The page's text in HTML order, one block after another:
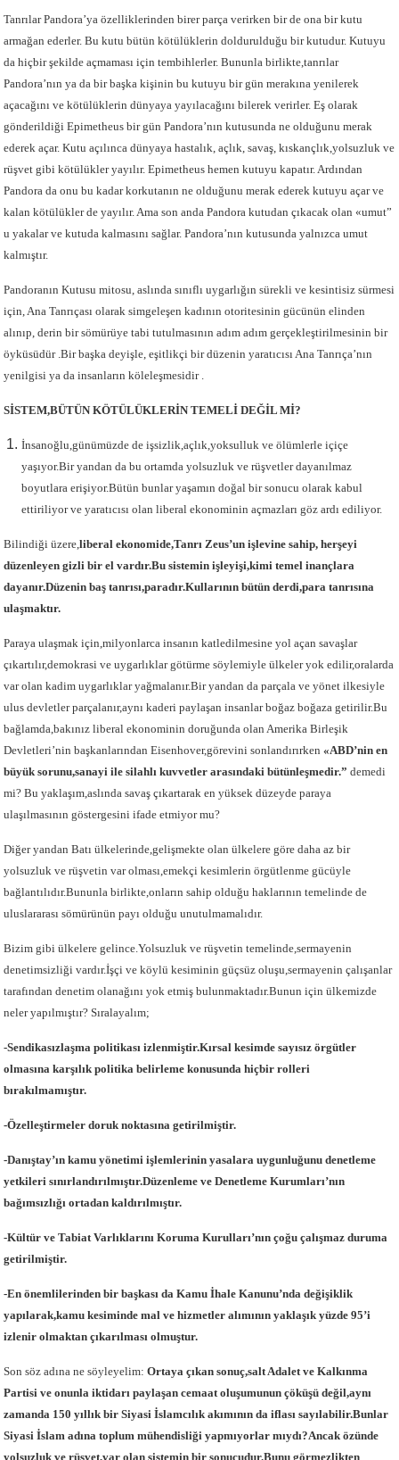
Tanrılar Pandora’ya özelliklerinden birer parça verirken bir de ona bir kutu
armağan ederler. Bu kutu bütün kötülüklerin doldurulduğu bir kutudur. Kutuyu
da hiçbir şekilde açmaması için tembihlerler. Bununla birlikte,tanrılar
Pandora’nın ya da bir başka kişinin bu kutuyu bir gün merakına yenilerek
açacağını ve kötülüklerin dünyaya yayılacağını bilerek verirler. Eş olarak
gönderildiği Epimetheus bir gün Pandora’nın kutusunda ne olduğunu merak
ederek açar. Kutu açılınca dünyaya hastalık, açlık, savaş, kıskançlık,yolsuzluk ve
rüşvet gibi kötülükler yayılır. Epimetheus hemen kutuyu kapatır. Ardından
Pandora da onu bu kadar korkutanın ne olduğunu merak ederek kutuyu açar ve
kalan kötülükler de yayılır. Ama son anda Pandora kutudan çıkacak olan «umut”
u yakalar ve kutuda kalmasını sağlar. Pandora’nın kutusunda yalnızca umut
kalmıştır.
Pandoranın Kutusu mitosu, aslında sınıflı uygarlığın sürekli ve kesintisiz sürmesi
için, Ana Tanrıçası olarak simgeleşen kadının otoritesinin gücünün elinden
alınıp, derin bir sömürüye tabi tutulmasının adım adım gerçekleştirilmesinin bir
öyküsüdür .Bir başka deyişle, eşitlikçi bir düzenin yaratıcısı Ana Tanrıça’nın
yenilgisi ya da insanların köleleşmesidir .
SİSTEM,BÜTÜN KÖTÜLÜKLERİN TEMELİ DEĞİL Mİ?
İnsanoğlu,günümüzde de işsizlik,açlık,yoksulluk ve ölümlerle içiçe
yaşıyor.Bir yandan da bu ortamda yolsuzluk ve rüşvetler dayanılmaz
boyutlara erişiyor.Bütün bunlar yaşamın doğal bir sonucu olarak kabul
ettiriliyor ve yaratıcısı olan liberal ekonominin açmazları göz ardı ediliyor.
Bilindiği üzere,liberal ekonomide,Tanrı Zeus’un işlevine sahip, herşeyi
düzenleyen gizli bir el vardır.Bu sistemin işleyişi,kimi temel inançlara
dayanır.Düzenin baş tanrısı,paradır.Kullarının bütün derdi,para tanrısına
ulaşmaktır.
Paraya ulaşmak için,milyonlarca insanın katledilmesine yol açan savaşlar
çıkartılır,demokrasi ve uygarlıklar götürme söylemiyle ülkeler yok edilir,oralarda
var olan kadim uygarlıklar yağmalanır.Bir yandan da parçala ve yönet ilkesiyle
ulus devletler parçalanır,aynı kaderi paylaşan insanlar boğaz boğaza getirilir.Bu
bağlamda,bakınız liberal ekonominin doruğunda olan Amerika Birleşik
Devletleri’nin başkanlarından Eisenhover,görevini sonlandırırken«ABD’nin en
büyük sorunu,sanayi ile silahlı kuvvetler arasındaki bütünleşmedir.”demedi
mi? Bu yaklaşım,aslında savaş çıkartarak en yüksek düzeyde paraya
ulaşılmasının göstergesini ifade etmiyor mu?
Diğer yandan Batı ülkelerinde,gelişmekte olan ülkelere göre daha az bir
yolsuzluk ve rüşvetin var olması,emekçi kesimlerin örgütlenme gücüyle
bağlantılıdır.Bununla birlikte,onların sahip olduğu haklarının temelinde de
uluslararası sömürünün payı olduğu unutulmamalıdır.
Bizim gibi ülkelere gelince.Yolsuzluk ve rüşvetin temelinde,sermayenin
denetimsizliği vardır.İşçi ve köylü kesiminin güçsüz oluşu,sermayenin çalışanlar
tarafından denetim olanağını yok etmiş bulunmaktadır.Bunun için ülkemizde
neler yapılmıştır? Sıralayalım;
-Sendikasızlaşma politikası izlenmiştir.Kırsal kesimde sayısız örgütler
olmasına karşılık politika belirleme konusunda hiçbir rolleri
bırakılmamıştır.
-Özelleştirmeler doruk noktasına getirilmiştir.
-Danıştay’ın kamu yönetimi işlemlerinin yasalara uygunluğunu denetleme
yetkileri sınırlandırılmıştır.Düzenleme ve Denetleme Kurumları’nın
bağımsızlığı ortadan kaldırılmıştır.
-Kültür ve Tabiat Varlıklarını Koruma Kurulları’nın çoğu çalışmaz duruma
getirilmiştir.
-En önemlilerinden bir başkası da Kamu İhale Kanunu’nda değişiklik
yapılarak,kamu kesiminde mal ve hizmetler alımının yaklaşık yüzde 95’i
izlenir olmaktan çıkarılması olmuştur.
Son söz adına ne söyleyelim:Ortaya çıkan sonuç,salt Adalet ve Kalkınma
Partisi ve onunla iktidarı paylaşan cemaat oluşumunun çöküşü değil,aynı
zamanda 150 yıllık bir Siyasi İslamcılık akımının da iflası sayılabilir.Bunlar
Siyasi İslam adına toplum mühendisliği yapmıyorlar mıydı?Ancak özünde
yolsuzluk ve rüşvet,var olan sistemin bir sonucudur.Bunu görmezlikten